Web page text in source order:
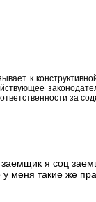
к
за
я соц
меня такие же